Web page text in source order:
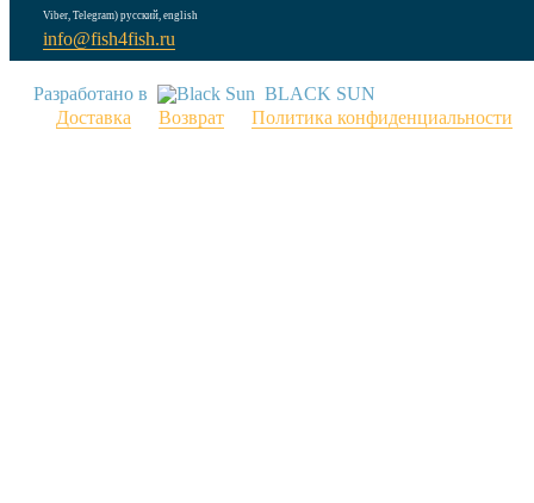
Viber, Telegram) русский, english
info@fish4fish.ru
Разработано в
BLACK SUN
Доставка
Возврат Политика конфиденциальности